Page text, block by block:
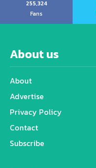
255,324
Fans
About us
About
Advertise
Privacy Policy
Contact
Subscribe